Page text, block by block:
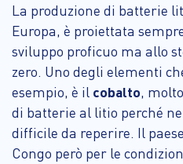
La produzione di batterie
Europa, è proiettata
sviluppo proficuo ma allo
zero. Uno degli elementi
esempio, è il cobalto,
di batterie al litio perché
difficile da reperire. Il
Congo però per le